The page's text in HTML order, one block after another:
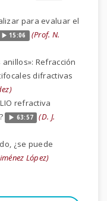
para evaluar el
15:06
(Prof. N.
Refracción
difractivas
refractiva
63:57
(D. J.
¿se puede
López)